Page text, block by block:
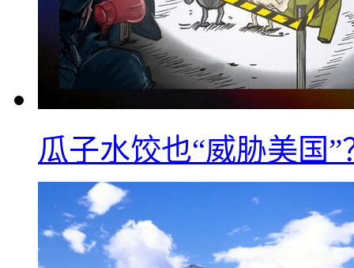
瓜子水饺也“威胁美国”